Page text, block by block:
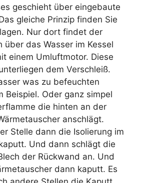
geschieht über eingebaute
gleiche Prinzip finden Sie
Nur dort findet der
über das Wasser im Kessel
einem Umluftmotor. Diese
dem Verschleiß.
was zu befeuchten
Beispiel. Oder ganz simpel
die hinten an der
anschlägt.
Stelle dann die Isolierung im
Und dann schlägt die
der Rückwand an. Und
dann kaputt. Es